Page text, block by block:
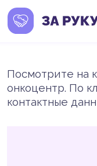
Посмотрите на
онкоцентр. По
контактные